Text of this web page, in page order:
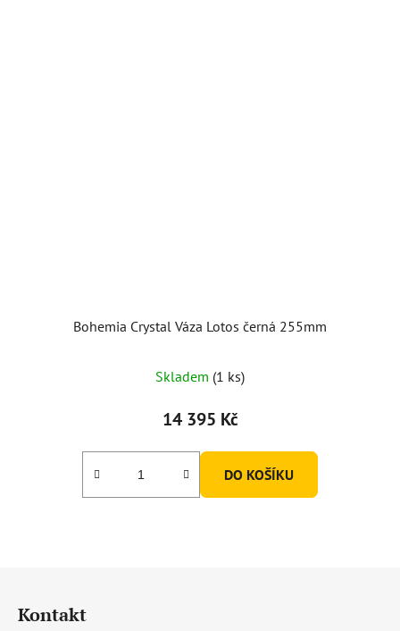
Bohemia Crystal Váza Lotos černá 255mm
Skladem (1 ks)
14 395 Kč
DO KOŠÍKU
Kontakt